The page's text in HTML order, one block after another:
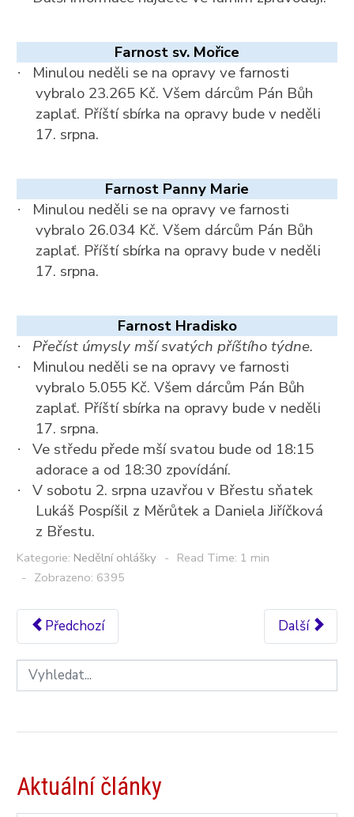
Farnost sv. Mořice
·
Minulou neděli se na opravy ve farnosti
vybralo 23.265 Kč. Všem dárcům Pán Bůh
zaplať. Příští sbírka na opravy bude v neděli
17. srpna.
Farnost Panny Marie
·
Minulou neděli se na opravy ve farnosti
vybralo 26.034 Kč. Všem dárcům Pán Bůh
zaplať. Příští sbírka na opravy bude v neděli
17. srpna.
Farnost Hradisko
· Přečíst úmysly mší svatých příštího týdne.
·
Minulou neděli se na opravy ve farnosti
vybralo 5.055 Kč. Všem dárcům Pán Bůh
zaplať. Příští sbírka na opravy bude v neděli
17. srpna.
·
Ve středu přede mší svatou bude od 18:15
adorace a od 18:30 zpovídání.
·
V sobotu 2. srpna uzavřou v Břestu sňatek
Lukáš Pospíšil z Měrůtek a Daniela Jiříčková
z Břestu.
Kategorie: Nedělní ohlášky
Read Time: 1 min
Zobrazeno: 6395
Předchozí Další
Aktuální články